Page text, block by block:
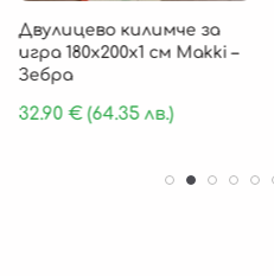
Двулицево килимче за
игра 180х200х1 см Makki –
Зебра
32.90 €(64.35 лв.)